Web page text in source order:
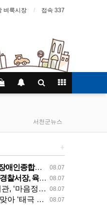
벼룩시장 접속 337
서천군뉴스
+
08.07
'신나는 여름탐험대' 성료』
08.07
시대대 방문… 밀입국 차단 공조 강화
08.07
기’ 프로그램 큰 호응
08.07
확산 캠페인’ 추진